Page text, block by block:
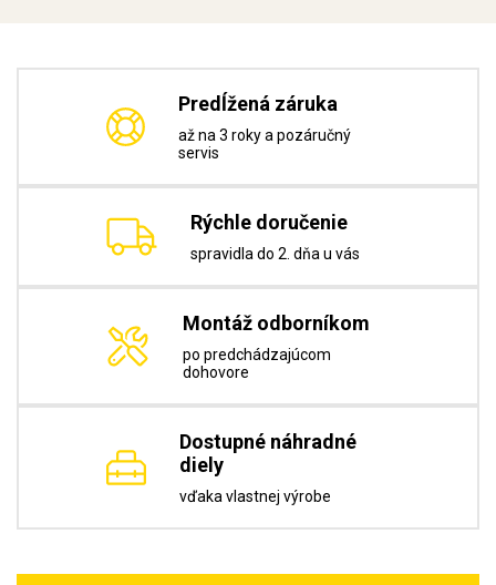
Predĺžená záruka
až na 3 roky a pozáručný
servis
Rýchle doručenie
spravidla do 2. dňa u vás
Montáž odborníkom
po predchádzajúcom
dohovore
Dostupné náhradné
diely
vďaka vlastnej výrobe